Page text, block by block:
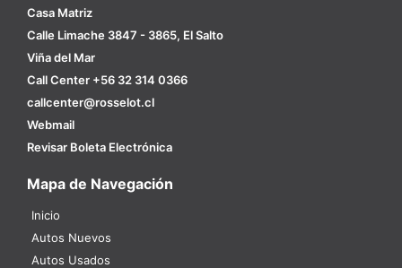
Casa Matriz
Calle Limache 3847 - 3865, El Salto
Viña del Mar
Call Center +56 32 314 0366
callcenter@rosselot.cl
Webmail
Revisar Boleta Electrónica
Mapa de Navegación
Inicio
Autos Nuevos
Autos Usados